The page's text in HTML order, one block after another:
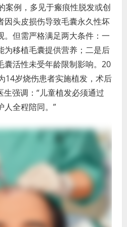
案例，多见于瘢痕性脱发或创
因头皮损伤导致毛囊永久性坏
。但需严格满足两大条件：一
为移植毛囊提供营养；二是后
囊活性未受年龄限制影响。20
14岁烧伤患者实施植发，术后
强调：“儿童植发必须通过
人全程陪同。”